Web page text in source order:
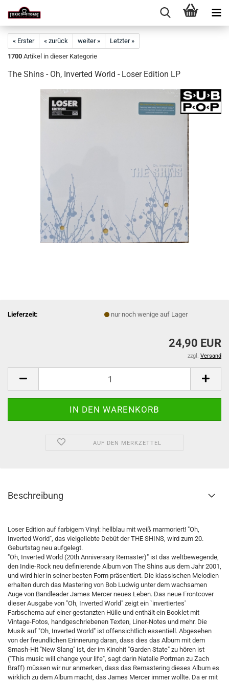
« Erster « zurück weiter »
Letzter »
1700 Artikel in dieser Kategorie
The Shins - Oh, Inverted World - Loser Edition LP
Lieferzeit: nur noch wenige auf Lager
24,90 EUR
zzgl. Versand
AUF DEN MERKZETTEL
Beschreibung
Loser Edition auf farbigem Vinyl: hellblau mit weiß marmoriert! "Oh,
Inverted World", das vielgeliebte Debüt der THE SHINS, wird zum 20.
Geburtstag neu aufgelegt.
"Oh, Inverted World (20th Anniversary Remaster)" ist das weltbewegende,
den Indie-Rock neu definierende Album von The Shins aus dem Jahr 2001,
und wird hier in seiner besten Form präsentiert. Die klassischen Melodien
erhalten durch das Mastering von Bob Ludwig unter dem wachsamen
Auge von Bandleader James Mercer neues Leben. Das neue Frontcover
dieser Ausgabe von "Oh, Inverted World" zeigt ein `invertiertes'
Farbschema auf einer gestanzten Hülle und enthält ein Booklet mit
Vintage-Fotos, handgeschriebenen Texten, Liner-Notes und mehr. Die
Musik auf "Oh, Inverted World" ist offensichtlich essentiell. Abgesehen
von der freundlichen Erinnerung daran, dass dies das Album mit dem
Smash-Hit "New Slang" ist, der im Kinohit "Garden State" zu hören ist
("This music will change your life", sagt darin Natalie Portman zu Zach
Braff) müssen wir nur anmerken, dass das Remastering dieses Album es
wirklich zu dem Album macht, das James Mercer immer wollte. Da er mit